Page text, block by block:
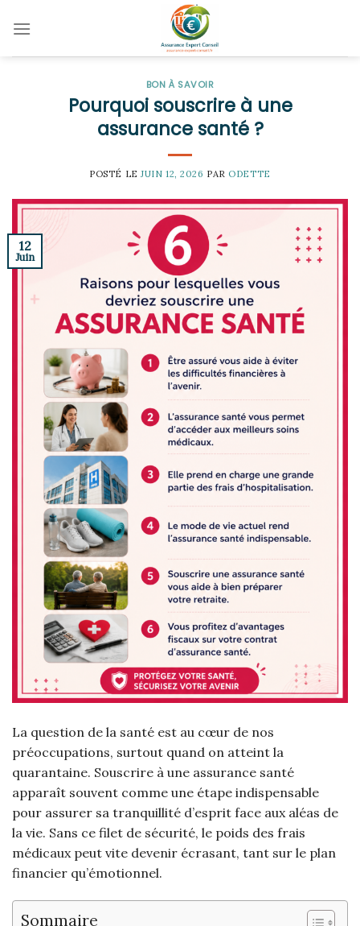
BON À SAVOIR
Pourquoi souscrire à une
assurance santé ?
POSTÉ LEJUIN 12, 2026 PAR ODETTE
12
Juin
La question de la santé est au cœur de nos
préoccupations, surtout quand on atteint la
quarantaine. Souscrire à une assurance santé
apparaît souvent comme une étape indispensable
pour assurer sa tranquillité d’esprit face aux aléas de
la vie. Sans ce filet de sécurité, le poids des frais
médicaux peut vite devenir écrasant, tant sur le plan
financier qu’émotionnel.
Sommaire